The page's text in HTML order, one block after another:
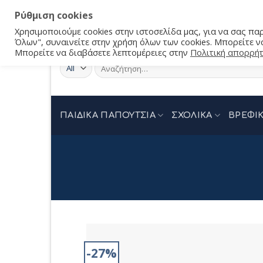
Αναζήτηση
για:
ΠΑΙΔΙΚΑ ΠΑΠΟΥΤΣΙΑ ΣΧΟΛΙΚΑ
-27%
Ρύθμιση cookies
Χρησιμοποιούμε cookies στην ιστοσελίδα μας, για να σας
Όλων", συναινείτε στην χρήση όλων των cookies. Μπορείτε
Μπορείτε να διαβάσετε λεπτομέρειες στην Πολιτική